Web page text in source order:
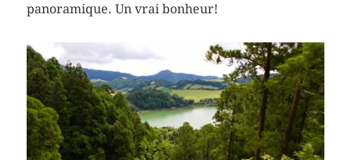
panoramique. Un vrai bonheur!